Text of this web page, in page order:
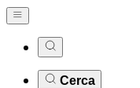
Cerca